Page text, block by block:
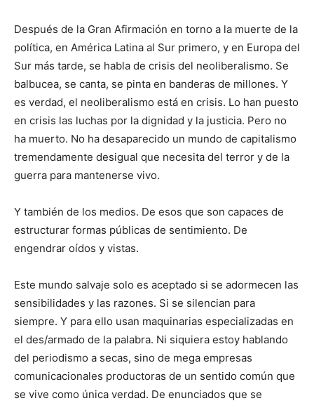
Después de la Gran Afirmación en torno a la muerte de la
política, en América Latina al Sur primero, y en Europa del
Sur más tarde, se habla de crisis del neoliberalismo. Se
balbucea, se canta, se pinta en banderas de millones. Y
es verdad, el neoliberalismo está en crisis. Lo han puesto
en crisis las luchas por la dignidad y la justicia. Pero no
ha muerto. No ha desaparecido un mundo de capitalismo
tremendamente desigual que necesita del terror y de la
guerra para mantenerse vivo.
Y también de los medios. De esos que son capaces de
estructurar formas públicas de sentimiento. De
engendrar oídos y vistas.
Este mundo salvaje solo es aceptado si se adormecen las
sensibilidades y las razones. Si se silencian para
siempre. Y para ello usan maquinarias especializadas en
el des/armado de la palabra. Ni siquiera estoy hablando
del periodismo a secas, sino de mega empresas
comunicacionales productoras de un sentido común que
se vive como única verdad. De enunciados que se